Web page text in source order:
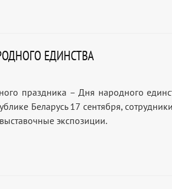
ЕДИНСТВА
праздника – Дня народного
Беларусь 17 сентября,
экспозиции.